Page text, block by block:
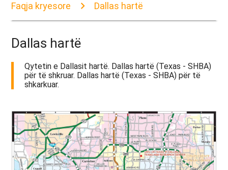
Faqja kryesore Dallas hartë
Dallas hartë
Qytetin e Dallasit hartë. Dallas hartë (Texas - SHBA)
për të shkruar. Dallas hartë (Texas - SHBA) për të
shkarkuar.